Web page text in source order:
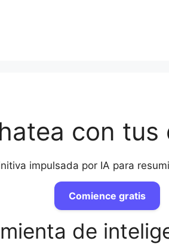
con
impulsada por IA para
Comience gratis
de